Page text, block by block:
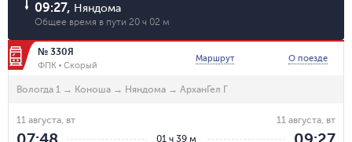
09:27, Няндома
Общее время в пути 20 ч 02 м
№ 330Я
ФПК Скорый
Маршрут О поезде
Вологда 1 → Коноша → Няндома → АрханГел Г
01 ч 39 м
11 августа, вт 11 августа, вт